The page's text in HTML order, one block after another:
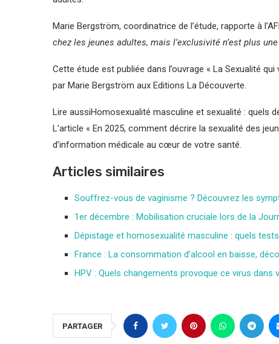
Marie Bergström, coordinatrice de l’étude, rapporte à
chez les jeunes adultes, mais l’exclusivité n’est plus
Cette étude est publiée dans l’ouvrage « La Sexualité
par Marie Bergström aux Editions La Découverte.
Lire aussiHomosexualité masculine et sexualité : quels
L’article « En 2025, comment décrire la sexualité des
d’information médicale au cœur de votre santé.
Articles similaires
Souffrez-vous de vaginisme ? Découvrez les
1er décembre : Mobilisation cruciale lors de la
Dépistage et homosexualité masculine : quels
France : La consommation d’alcool en baisse,
HPV : Quels changements provoque ce virus dans
PARTAGER